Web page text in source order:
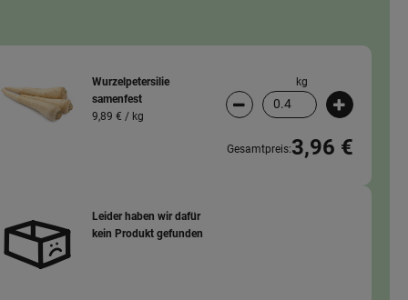
ändern
Wurzelpetersilie
samenfest
9,89 € / kg
kg
Artikelanzahl verringern
Gesamtpreis:3,96 €
ändern
Leider haben wir dafür
kein Produkt gefunden